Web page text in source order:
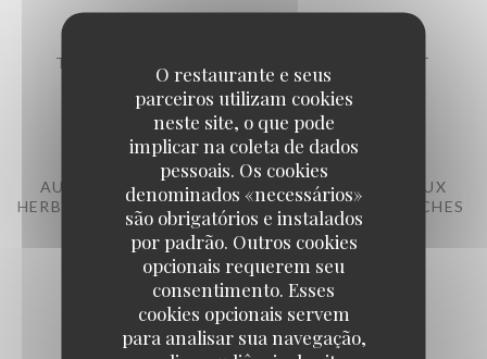
O restaurante e seus
parceiros utilizam cookies
neste site, o que pode
implicar na coleta de dados
pessoais. Os cookies
denominados «necessários»
são obrigatórios e instalados
por padrão. Outros cookies
opcionais requerem seu
consentimento. Esses
cookies opcionais servem
para analisar sua navegação,
TARTARE DE THON ALBACORE, MANGUE ET
COMBAVA
27,00 EUR
AUBERGINE LAQUÉE AU MISO, JUS RÉDUIT AUX
HERBES & ÉPICES DOUCES, CRÉMEUX POIS CHICHES
Lista de alergénios
21,00 EUR
PIÈCE DU BOUCHER SELON ARRIVAGE